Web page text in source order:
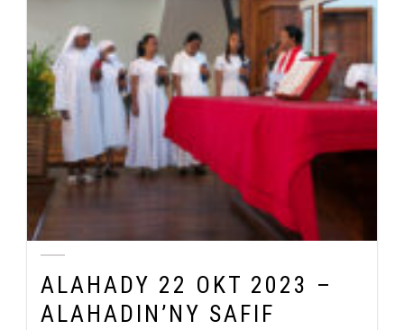
ALAHADY 22 OKT 2023 –
ALAHADIN’NY SAFIF